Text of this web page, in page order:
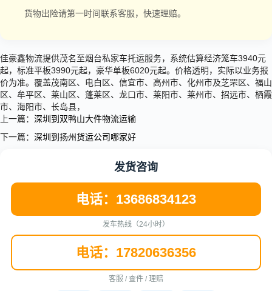
货物出险请第一时间联系客服，快速理赔。
佳豪鑫物流提供茂名至烟台私家车托运服务，系统估算经济笼车3940元
起，标准平板3990元起，豪华单板6020元起。价格透明，实际以业务报
价为准。覆盖茂南区、电白区、信宜市、高州市、化州市及芝罘区、福山
区、牟平区、莱山区、蓬莱区、龙口市、莱阳市、莱州市、招远市、栖霞
市、海阳市、长岛县，
上一篇： 深圳到双鸭山大件物流运输
下一篇： 深圳到扬州货运公司哪家好
发货咨询
电话：13686834123
发车热线（24小时）
电话：17820636356
客服 / 查件 / 理赔